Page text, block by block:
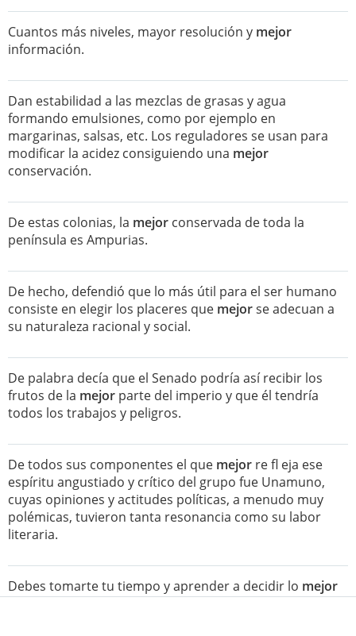
Cuantos más niveles, mayor resolución y mejor
información.
Dan estabilidad a las mezclas de grasas y agua
formando emulsiones, como por ejemplo en
margarinas, salsas, etc. Los reguladores se usan para
modificar la acidez consiguiendo una mejor
conservación.
De estas colonias, la mejor conservada de toda la
península es Ampurias.
De hecho, defendió que lo más útil para el ser humano
consiste en elegir los placeres que mejorse adecuan a
su naturaleza racional y social.
De palabra decía que el Senado podría así recibir los
frutos de la mejor parte del imperio y que él tendría
todos los trabajos y peligros.
De todos sus componentes el que mejor re fl eja ese
espíritu angustiado y crítico del grupo fue Unamuno,
cuyas opiniones y actitudes políticas, a menudo muy
polémicas, tuvieron tanta resonancia como su labor
literaria.
Debes tomarte tu tiempo y aprender a decidir lo mejor